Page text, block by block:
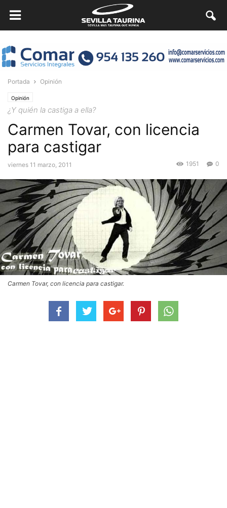
Portada Opinión
Opinión
¿Y quién la castiga a ella?
Carmen Tovar, con licencia
para castigar
viernes 11 marzo, 2011 0
1951
Carmen Tovar, con licencia para castigar.